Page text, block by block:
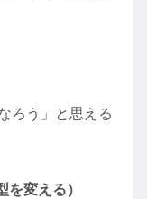
ろう」と思える
変える）